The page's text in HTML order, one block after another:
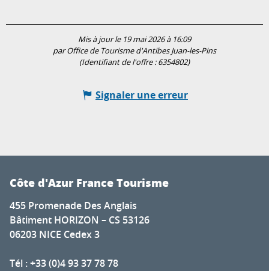
Mis à jour le 19 mai 2026 à 16:09
par Office de Tourisme d'Antibes Juan-les-Pins
(Identifiant de l'offre :6354802)
Signaler une erreur
Côte d'Azur France Tourisme
455 Promenade Des Anglais
Bâtiment HORIZON – CS 53126
06203 NICE Cedex 3
Tél : +33 (0)4 93 37 78 78